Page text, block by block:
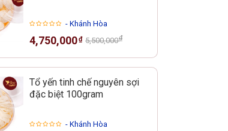
- Khánh Hòa
4,750,000₫ 5,500,000₫
Tổ yến tinh chế nguyên sợi
đặc biệt 100gram
- Khánh Hòa